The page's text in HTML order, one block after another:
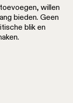
willen
bieden. Geen
blik en